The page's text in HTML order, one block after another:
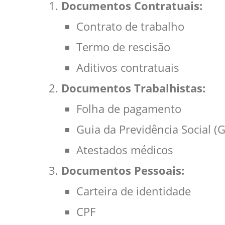
Documentos Contratuais:
Contrato de trabalho
Termo de rescisão
Aditivos contratuais
Documentos Trabalhistas:
Folha de pagamento
Guia da Previdência Social
Atestados médicos
Documentos Pessoais:
Carteira de identidade
CPF